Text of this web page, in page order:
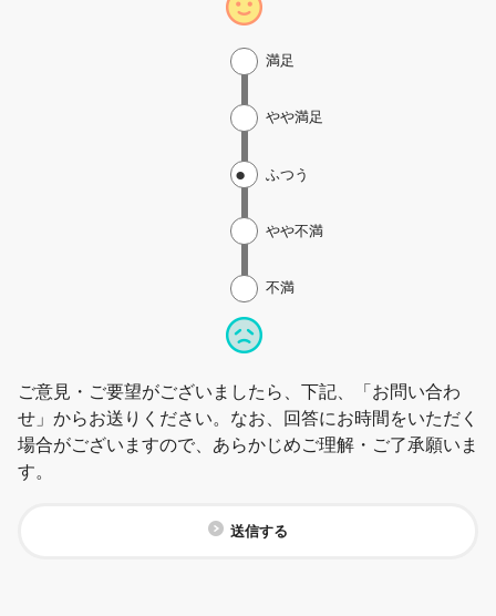
不満
やや不満
ふつう
やや満足
満足
ご意見・ご要望がございましたら、下記、「お問い合わ
せ」からお送りください。なお、回答にお時間をいただく
場合がございますので、あらかじめご理解・ご了承願いま
す。
送信する